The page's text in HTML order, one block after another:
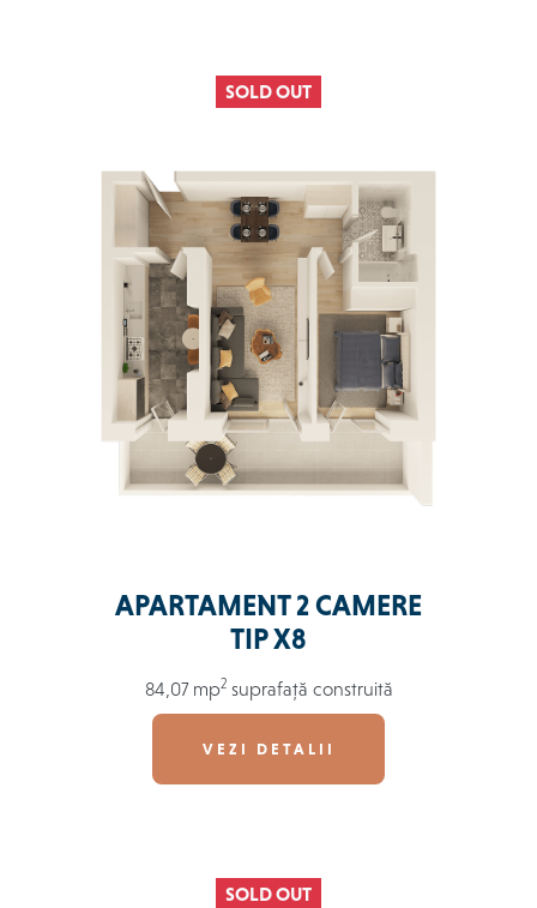
SOLD OUT
APARTAMENT 2 CAMERE
TIP X8
84,07 mp2 suprafață construită
VEZI DETALII
SOLD OUT